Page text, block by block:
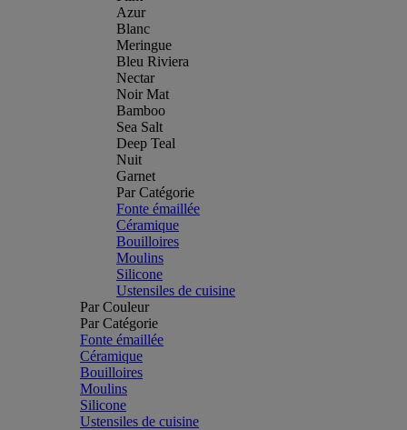
Azur
Blanc
Meringue
Bleu Riviera
Nectar
Noir Mat
Bamboo
Sea Salt
Deep Teal
Nuit
Garnet
Par Catégorie
Fonte émaillée
Céramique
Bouilloires
Moulins
Silicone
Ustensiles de cuisine
Par Couleur
Par Catégorie
Fonte émaillée
Céramique
Bouilloires
Moulins
Silicone
Ustensiles de cuisine